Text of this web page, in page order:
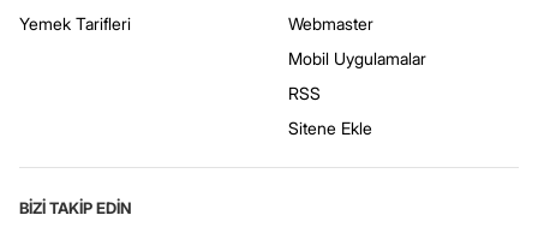
Yemek Tarifleri
Webmaster
Mobil Uygulamalar
RSS
Sitene Ekle
BİZİ TAKİP EDİN